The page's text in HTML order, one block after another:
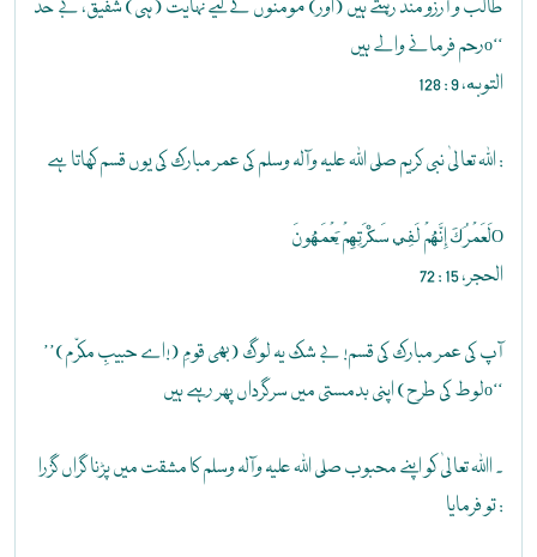
طالب و آرزو مند رہتے ہیں (اور) مومنوں کے لیے نہایت (ہی) شفیق، بے حد
رحم فرمانے والے ہیںo‘‘
التوبه، 9 : 128
اللہ تعالیٰ نبی کریم صلی اللہ علیہ وآلہ وسلم کی عمر مبارک کی یوں قسم کھاتا ہے :
لَعَمْرُكَ إِنَّهُمْ لَفِي سَكْرَتِهِمْ يَعْمَهُونَO
الحجر، 15 : 72
’’(اے حبیبِ مکرّم!) آپ کی عمر مبارک کی قسم! بے شک یہ لوگ (بھی قومِ
لوط کی طرح) اپنی بدمستی میں سرگرداں پھر رہے ہیںo‘‘
۔ اﷲ تعالیٰ کو اپنے محبوب صلی اللہ علیہ وآلہ وسلم کا مشقت میں پڑنا گراں گزرا
تو فرمایا :